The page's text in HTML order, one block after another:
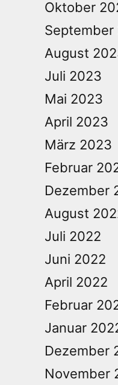
Oktober
September
August
Juli 2023
Mai 2023
April 2023
März 2023
Februar
Dezember
August
Juli 2022
Juni 2022
April 2022
Februar
Januar
Dezember
November